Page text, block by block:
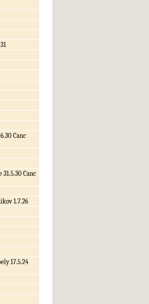
Canc
31.5.30 Canc
1.7.26
17.5.24